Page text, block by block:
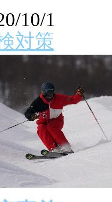
10/1
対策